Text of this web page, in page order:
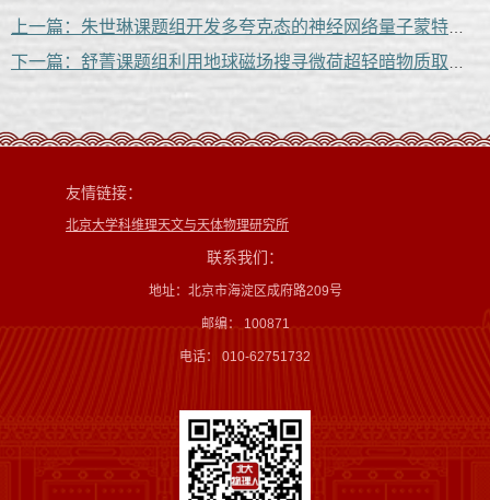
上一篇：朱世琳课题组开发多夸克态的神经网络量子蒙特卡洛算法
下一篇：舒菁课题组利用地球磁场搜寻微荷超轻暗物质取得重要进展
友情链接：
北京大学科维理天文与天体物理研究所
联系我们：
地址：北京市海淀区成府路209号
邮编： 100871
电话： 010-62751732